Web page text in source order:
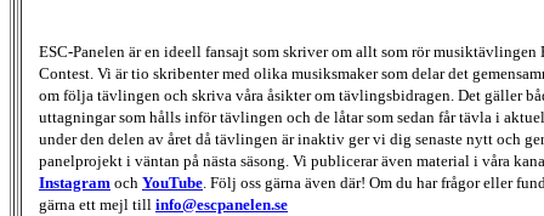
ESC-Panelen är en ideell fansajt som skriver om allt som rör musiktävlingen
Contest. Vi är tio skribenter med olika musiksmaker som delar det
om följa tävlingen och skriva våra åsikter om tävlingsbidragen. Det gäller
uttagningar som hålls inför tävlingen och de låtar som sedan får tävla i
under den delen av året då tävlingen är inaktiv ger vi dig senaste nytt och
panelprojekt i väntan på nästa säsong. Vi publicerar även material i våra
Instagram och YouTube. Följ oss gärna även där! Om du har frågor eller
gärna ett mejl till info@escpanelen.se